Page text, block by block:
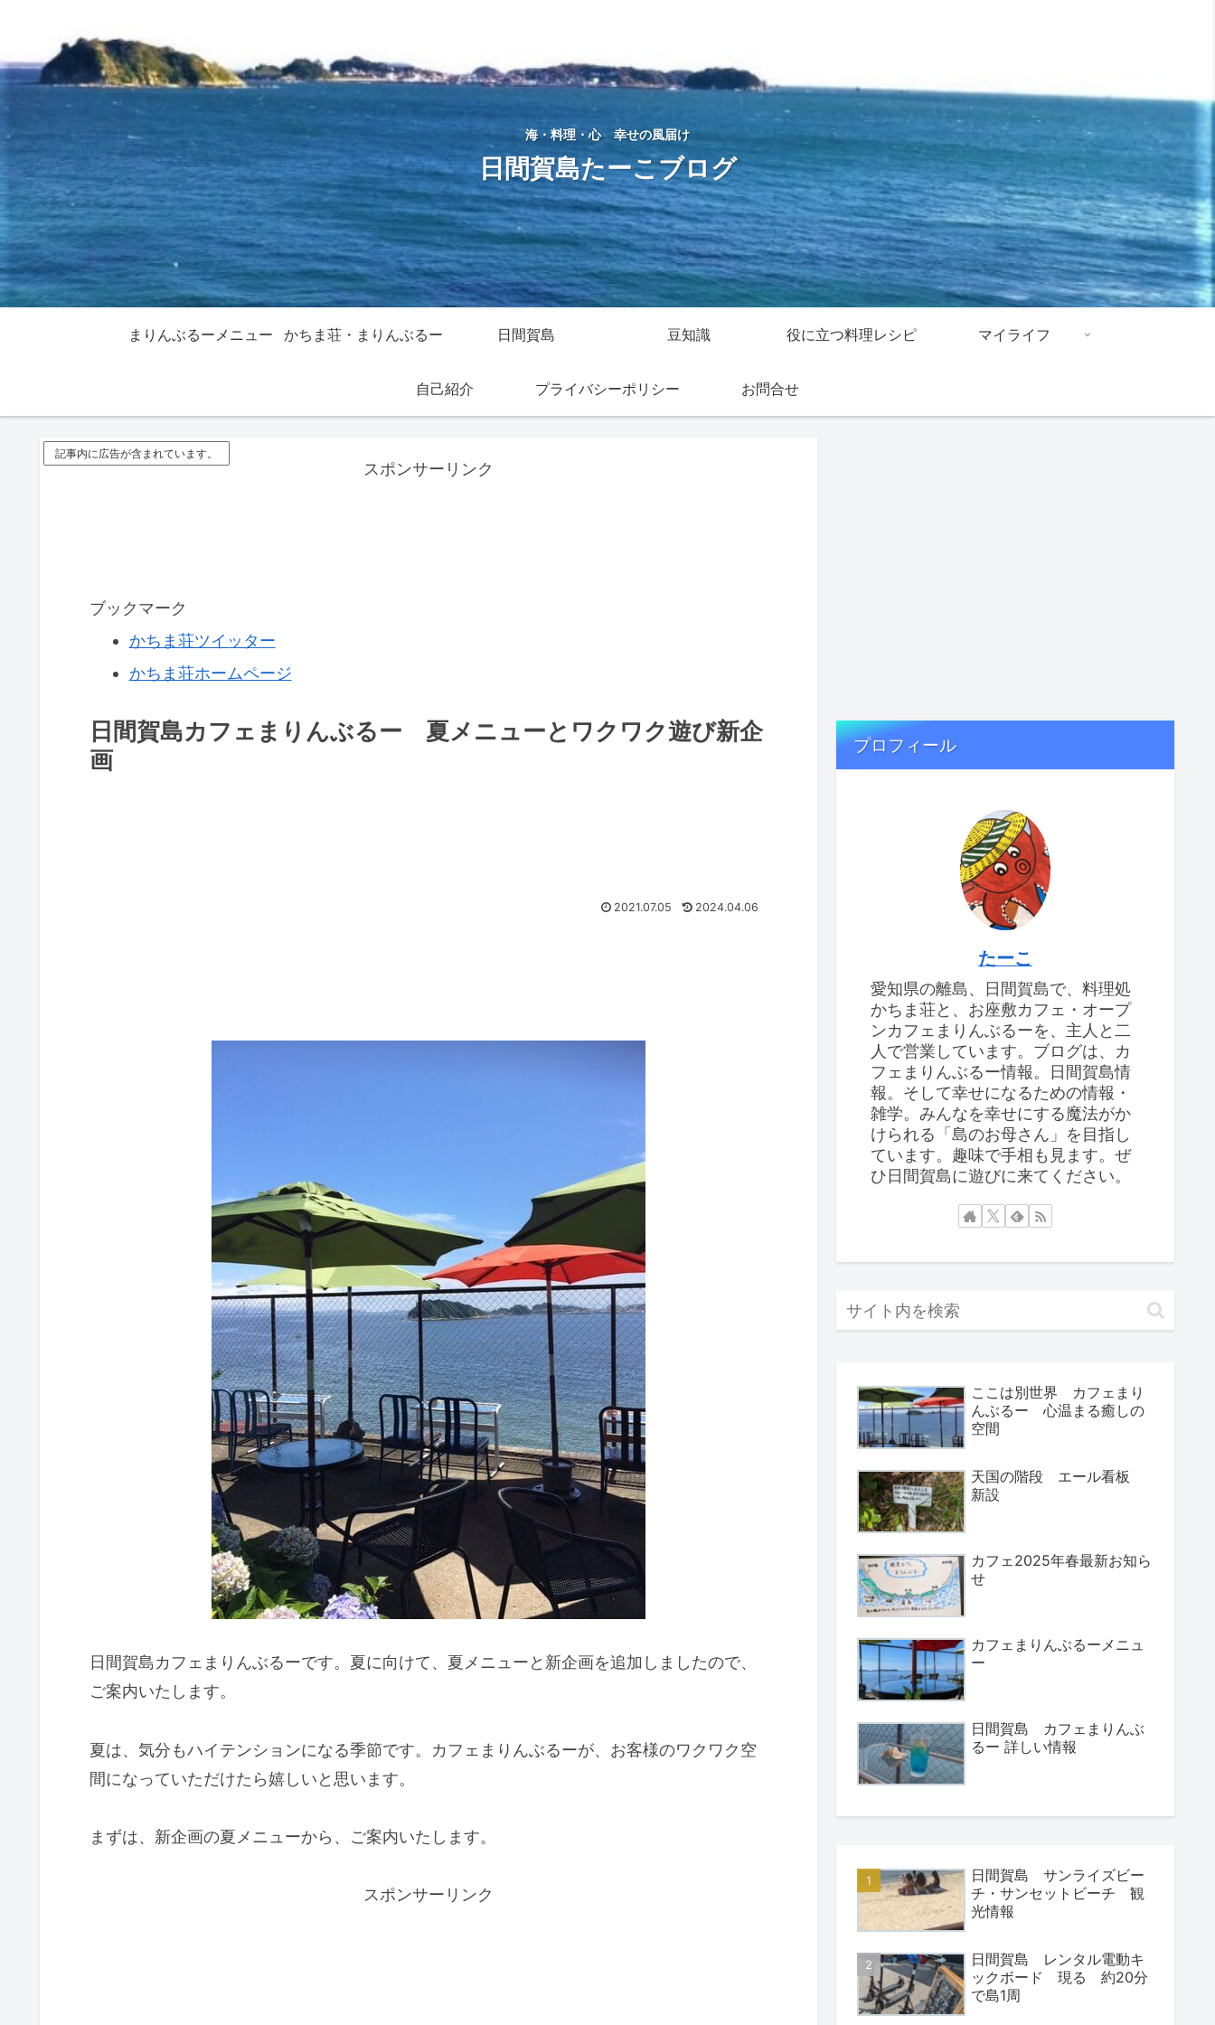
海・料理・心 幸せの風届け
日間賀島たーこブログ
まりんぶるーメニュー かちま荘・まりんぶるー 日間賀島 豆知識 役に立つ料理レシピ マイライフ
自己紹介 プライバシーポリシー お問合せ
記事内に広告が含まれています。
スポンサーリンク
ブックマーク
かちま荘ツイッター
かちま荘ホームページ
日間賀島カフェまりんぶるー 夏メニューとワクワク遊び新企
画
2021.07.05 2024.04.06
日間賀島カフェまりんぶるーです。夏に向けて、夏メニューと新企画を追加しましたので、
ご案内いたします。
夏は、気分もハイテンションになる季節です。カフェまりんぶるーが、お客様のワクワク空
間になっていただけたら嬉しいと思います。
まずは、新企画の夏メニューから、ご案内いたします。
スポンサーリンク
プロフィール
たーこ
愛知県の離島、日間賀島で、料理処
かちま荘と、お座敷カフェ・オープ
ンカフェまりんぶるーを、主人と二
人で営業しています。ブログは、カ
フェまりんぶるー情報。日間賀島情
報。そして幸せになるための情報・
雑学。みんなを幸せにする魔法がか
けられる「島のお母さん」を目指し
ています。趣味で手相も見ます。ぜ
ひ日間賀島に遊びに来てください。
ここは別世界 カフェまり
んぶるー 心温まる癒しの
空間
天国の階段 エール看板
新設
カフェ2025年春最新お知ら
せ
カフェまりんぶるーメニュ
ー
日間賀島 カフェまりんぶ
るー 詳しい情報
日間賀島 サンライズビー
チ・サンセットビーチ 観
光情報
日間賀島 レンタル電動キ
ックボード 現る 約20分
で島1周